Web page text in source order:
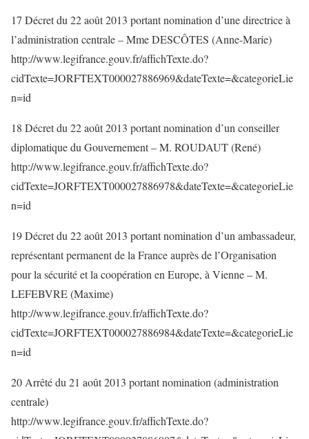
17 Décret du 22 août 2013 portant nomination d’une directrice à
l’administration centrale – Mme DESCÔTES (Anne-Marie)
http://www.legifrance.gouv.fr/affichTexte.do?
cidTexte=JORFTEXT000027886969&dateTexte=&categorieLie
n=id
18 Décret du 22 août 2013 portant nomination d’un conseiller
diplomatique du Gouvernement – M. ROUDAUT (René)
http://www.legifrance.gouv.fr/affichTexte.do?
cidTexte=JORFTEXT000027886978&dateTexte=&categorieLie
n=id
19 Décret du 22 août 2013 portant nomination d’un ambassadeur,
représentant permanent de la France auprès de l’Organisation
pour la sécurité et la coopération en Europe, à Vienne – M.
LEFEBVRE (Maxime)
http://www.legifrance.gouv.fr/affichTexte.do?
cidTexte=JORFTEXT000027886984&dateTexte=&categorieLie
n=id
20 Arrêté du 21 août 2013 portant nomination (administration
centrale)
http://www.legifrance.gouv.fr/affichTexte.do?